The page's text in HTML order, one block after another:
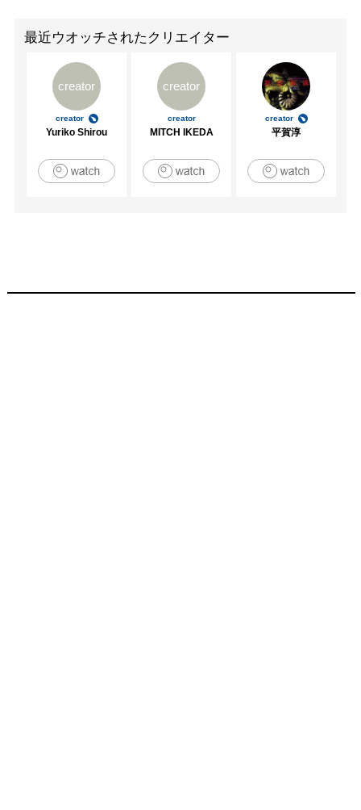
最近ウオッチされたクリエイター
creator
creator
Yuriko Shirou
creator
creator
MITCH IKEDA
creator
平賀淳